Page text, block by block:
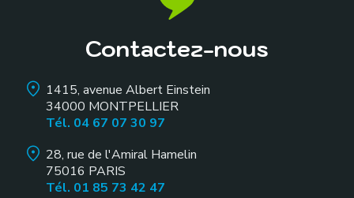
Contactez-nous
1415, avenue Albert Einstein
34000 MONTPELLIER
Tél. 04 67 07 30 97
28, rue de l'Amiral Hamelin
75016 PARIS
Tél. 01 85 73 42 47